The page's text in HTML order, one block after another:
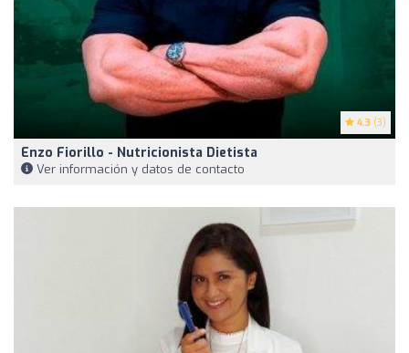
4.3 (3)
Enzo Fiorillo - Nutricionista Dietista
Ver información y datos de contacto